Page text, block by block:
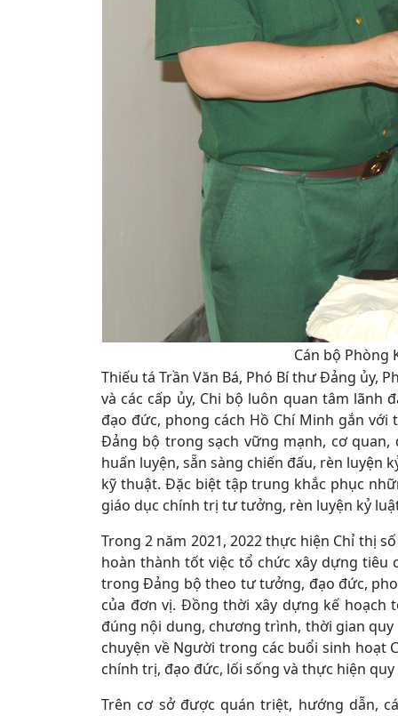
Cán bộ Phòng
Thiếu tá Trần Văn Bá, Phó Bí thư Đảng ủy,
và các cấp ủy, Chi bộ luôn quan tâm lãnh
đạo đức, phong cách Hồ Chí Minh gắn
Đảng bộ trong sạch vững mạnh, cơ
huấn luyện, sẵn sàng chiến đấu, rèn luyện
kỹ thuật. Đặc biệt tập trung khắc phục
giáo dục chính trị tư tưởng, rèn luyện kỷ
Trong 2 năm 2021, 2022 thực hiện Chỉ thị
hoàn thành tốt việc tổ chức xây dựng tiêu
trong Đảng bộ theo tư tưởng, đạo đức,
của đơn vị. Đồng thời xây dựng kế hoạch
đúng nội dung, chương trình, thời gian quy
chuyện về Người trong các buổi sinh
chính trị, đạo đức, lối sống và thực hiện
Trên cơ sở được quán triệt, hướng dẫn,